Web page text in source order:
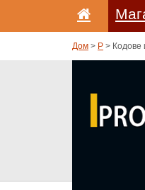
Дом > P > Кодове